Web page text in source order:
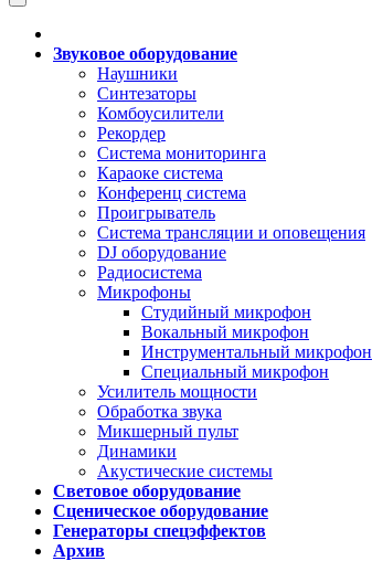
Звуковое оборудование
Наушники
Синтезаторы
Комбоусилители
Рекордер
Система мониторинга
Караоке система
Конференц система
Проигрыватель
Система трансляции и оповещения
DJ оборудование
Радиосистема
Микрофоны
Студийный микрофон
Вокальный микрофон
Инструментальный микрофон
Специальный микрофон
Усилитель мощности
Обработка звука
Микшерный пульт
Динамики
Акустические системы
Световое оборудование
Сценическое оборудование
Генераторы спецэффектов
Архив